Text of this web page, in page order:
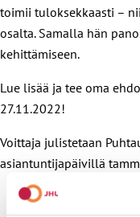
toimii tuloksekkaasti –
osalta. Samalla hän
kehittämiseen.
Lue lisää ja tee oma
27.11.2022!
Voittaja julistetaan
asiantuntijapäivillä